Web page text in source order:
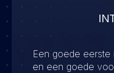
Een goede eerste
en een goede